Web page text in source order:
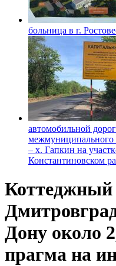
больница в г.
автомобильной
межмуниципального
– х. Гапкин на
Константиновском
Коттеджный
Дону около
прагма на